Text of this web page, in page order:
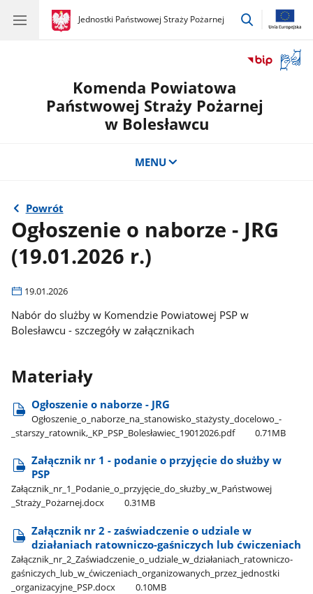
gov.pl
Jednostki Państwowej Straży Pożarnej
gov.pl
Jednostki
przejdź
okno
Komenda Powiatowa
Państwowej Straży Pożarnej
w Bolesławcu
MENU
Powrót
Ogłoszenie o naborze - JRG
(19.01.2026 r.)
19.01.2026
Nabór do slużby w Komendzie Powiatowej PSP w
Bolesławcu - szczegóły w załącznikach
Materiały
Ogłoszenie o naborze - JRG
Ogłoszenie​_o​_naborze​_na​_stanowisko​_stażysty​_docelowo​_-​
_starszy​_ratownik,​_KP​_PSP​_Bolesławiec​_19012026.pdf
0.71MB
Załącznik nr 1 - podanie o przyjęcie do służby w
PSP
Załącznik​_nr​_1​_Podanie​_o​_przyjęcie​_do​_służby​_w​_Państwowej​
_Straży​_Pożarnej.docx
0.31MB
Załącznik nr 2 - zaświadczenie o udziale w
działaniach ratowniczo-gaśniczych lub ćwiczeniach
Załącznik​_nr​_2​_Zaświadczenie​_o​_udziale​_w​_działaniach​_ratowniczo-
gaśniczych​_lub​_w​_ćwiczeniach​_organizowanych​_przez​_jednostki​
_organizacyjne​_PSP.docx
0.10MB